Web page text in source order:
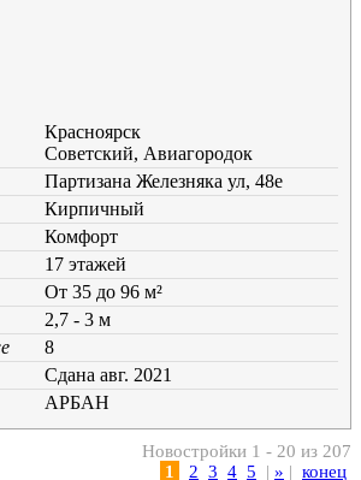
Красноярск
Советский, Авиагородок
Партизана Железняка ул, 48е
Кирпичный
Комфорт
17 этажей
От 35 до 96 м²
2,7 - 3 м
8
Cдана авг. 2021
АРБАН
Новостройки 1 - 20 из 207
1
2 3 4 5 | » | конец